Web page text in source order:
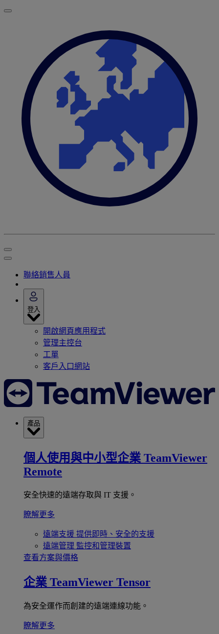
聯絡銷售人員
登入
開啟網頁應用程式
管理主控台
工單
客戶入口網站
產品
個人使用與中小型企業 TeamViewer
Remote
安全快速的遠端存取與 IT 支援。
瞭解更多
遠端支援 提供即時、安全的支援
遠端管理 監控和管理裝置
查看方案與價格
企業 TeamViewer Tensor
為安全運作而創建的遠端連線功能。
瞭解更多